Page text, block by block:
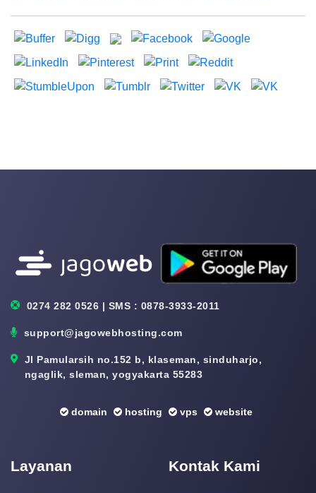
0274 282 0526 | SMS : 0878-3933-2011
support@jagowebhosting.com
Jl Pamularsih no.152 b, klaseman, sinduharjo,
ngaglik, sleman, yogyakarta 55283
domain hosting vps website
Layanan Kontak Kami